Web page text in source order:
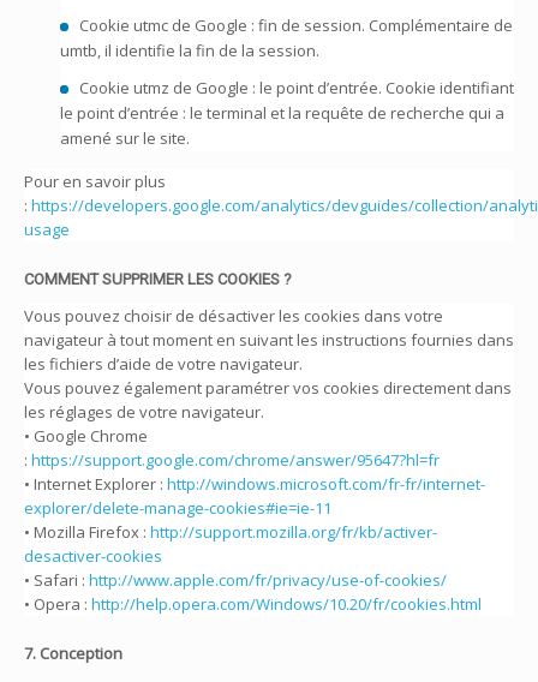
Cookie utmc de Google : fin de session. Complémentaire de
umtb, il identifie la fin de la session.
Cookie utmz de Google : le point d’entrée. Cookie identifiant
le point d’entrée : le terminal et la requête de recherche qui a
amené sur le site.
Pour en savoir plus
: https://developers.google.com/analytics/devguides/collection/
usage
COMMENT SUPPRIMER LES COOKIES ?
Vous pouvez choisir de désactiver les cookies dans votre
navigateur à tout moment en suivant les instructions fournies dans
les fichiers d’aide de votre navigateur.
Vous pouvez également paramétrer vos cookies directement dans
les réglages de votre navigateur.
• Google Chrome
: https://support.google.com/chrome/answer/95647?hl=fr
• Internet Explorer : http://windows.microsoft.com/fr-fr/internet-
explorer/delete-manage-cookies#ie=ie-11
• Mozilla Firefox : http://support.mozilla.org/fr/kb/activer-
desactiver-cookies
• Safari : http://www.apple.com/fr/privacy/use-of-cookies/
• Opera : http://help.opera.com/Windows/10.20/fr/cookies.html
7. Conception